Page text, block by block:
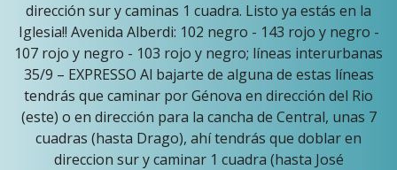
dirección sur y caminas 1 cuadra. Listo ya estás en la
Iglesia!! Avenida Alberdi: 102 negro - 143 rojo y negro -
107 rojo y negro - 103 rojo y negro; líneas interurbanas
35/9 – EXPRESSO Al bajarte de alguna de estas líneas
tendrás que caminar por Génova en dirección del Rio
(este) o en dirección para la cancha de Central, unas 7
cuadras (hasta Drago), ahí tendrás que doblar en
direccion sur y caminar 1 cuadra (hasta José